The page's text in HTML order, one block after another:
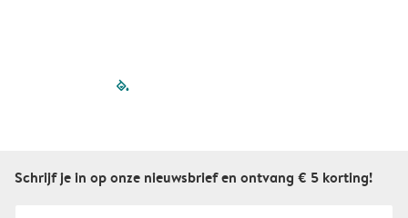
filled-pagination
Schrijf je in op onze nieuwsbrief en ontvang € 5 korting!